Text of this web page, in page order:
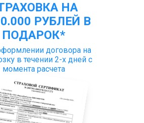
НА
РУБЛЕЙ В
ПОДАРОК*
договора на
в течении 2-х дней с
момента расчета